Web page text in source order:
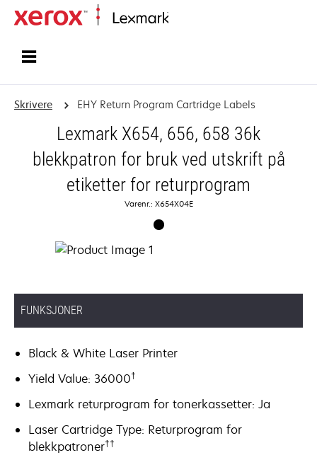
Skrivere EHY Return Program Cartridge Labels
Lexmark X654, 656, 658 36k
blekkpatron for bruk ved utskrift på
etiketter for returprogram
Varenr.: X654X04E
FUNKSJONER
Black & White Laser Printer
Yield Value: 36000†
Lexmark returprogram for tonerkassetter: Ja
Laser Cartridge Type: Returprogram for
blekkpatroner††